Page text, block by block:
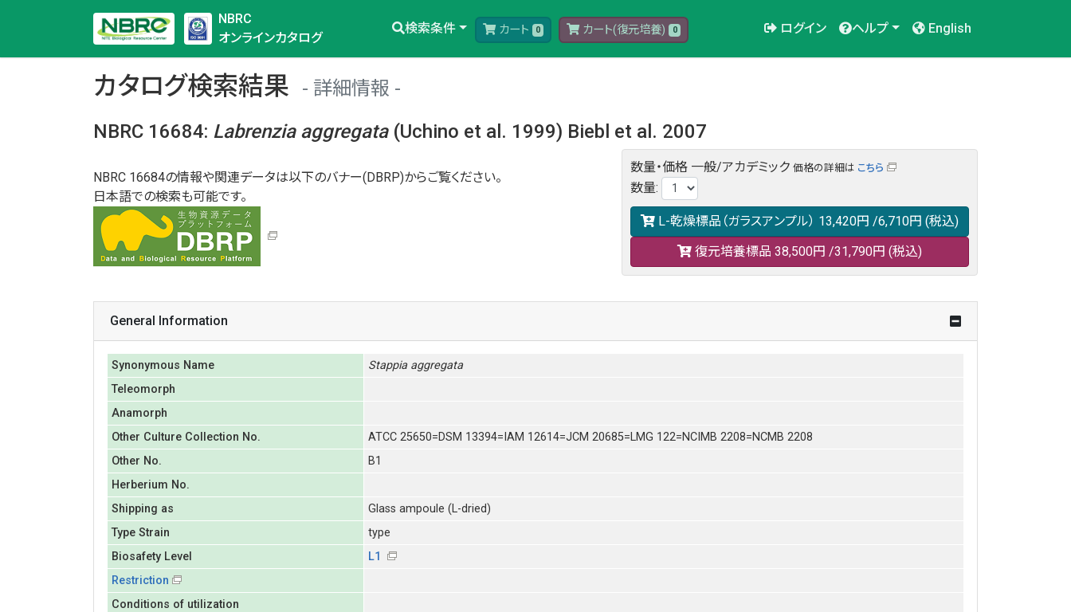
NBRC
オンラインカタログ
検索条件 カート 0 カート(復元培養) 0 ログイン ヘルプ English
カタログ検索結果
詳細情報
NBRC 16684: Labrenzia aggregata(Uchino et al. 1999) Biebl et al. 2007
NBRC 16684の情報や関連データは以下のバナー(DBRP)からご覧ください。
日本語での検索も可能です。
数量・価格 一般/アカデミック 価格の詳細は こちら
数量:
L-乾燥標品（ガラスアンプル） 13,420円 /6,710円 (税込)
復元培養標品 38,500円 /31,790円 (税込)
General Information
Synonymous Name Stappia aggregata
Teleomorph
Anamorph
Other Culture Collection No.
ATCC 25650=DSM 13394=IAM 12614=JCM 20685=LMG 122=NCIMB 2208=NCMB 2208
Other No.
B1
Herberium No.
Shipping as
Glass ampoule (L-dried)
Type Strain
type
Biosafety Level
L1
Restriction
Conditions of utilization